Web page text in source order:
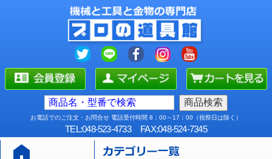
お電話でのご注文・お問合せ 電話受付時間 8：00～17：00（祝祭日は除く）
TEL:048-523-4733 FAX:048-524-7345